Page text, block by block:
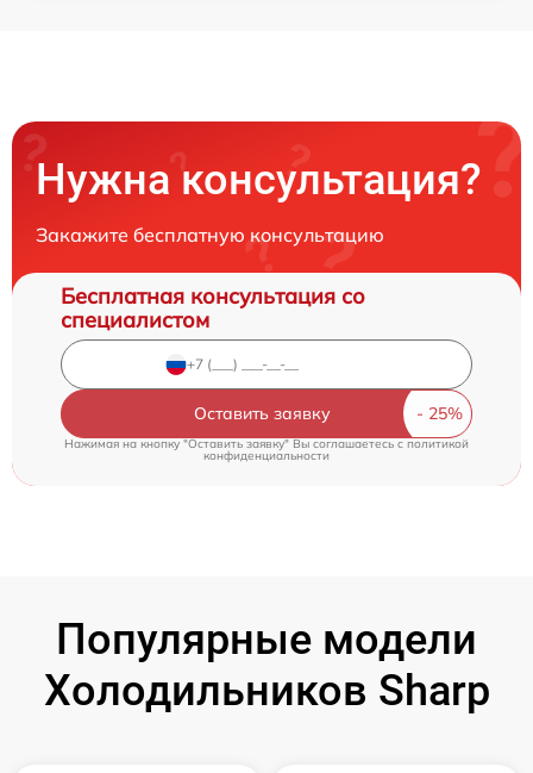
Нужна консультация?
Закажите бесплатную консультацию
Бесплатная консультация со
специалистом
Оставить заявку
Нажимая на кнопку "Оставить заявку" Вы соглашаетесь cполитикой
конфиденциальности
Популярные модели
Холодильников Sharp